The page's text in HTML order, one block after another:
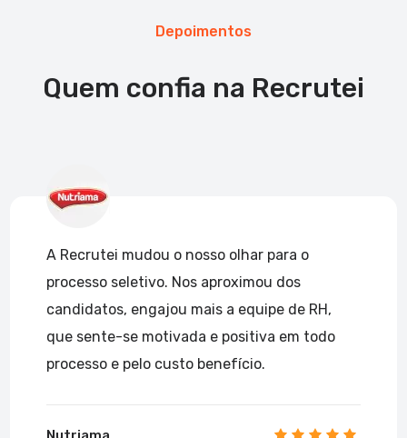
Depoimentos
Quem confia na Recrutei
A Recrutei mudou o nosso olhar para o
processo seletivo. Nos aproximou dos
candidatos, engajou mais a equipe de RH,
que sente-se motivada e positiva em todo
processo e pelo custo benefício.